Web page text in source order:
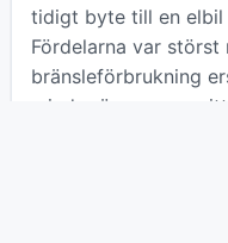
tidigt byte till en
Fördelarna var störst
bränsleförbrukning
mindre än